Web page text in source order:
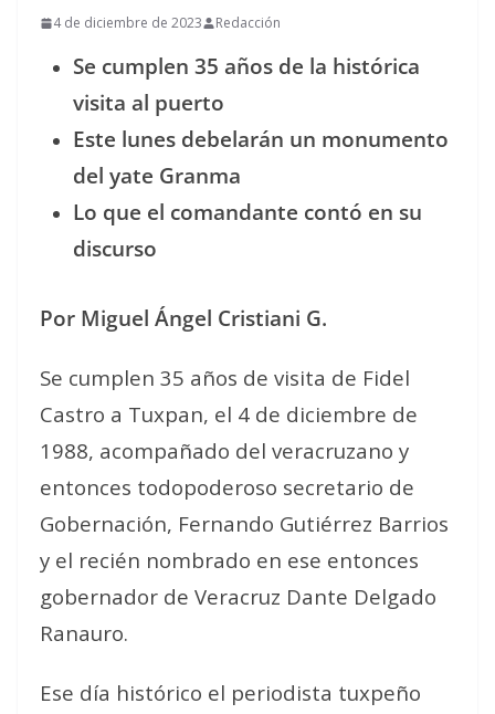
4 de diciembre de 2023 Redacción
Se cumplen 35 años de la histórica
visita al puerto
Este lunes debelarán un monumento
del yate Granma
Lo que el comandante contó en su
discurso
Por Miguel Ángel Cristiani G.
Se cumplen 35 años de visita de Fidel
Castro a Tuxpan, el 4 de diciembre de
1988, acompañado del veracruzano y
entonces todopoderoso secretario de
Gobernación, Fernando Gutiérrez Barrios
y el recién nombrado en ese entonces
gobernador de Veracruz Dante Delgado
Ranauro.
Ese día histórico el periodista tuxpeño